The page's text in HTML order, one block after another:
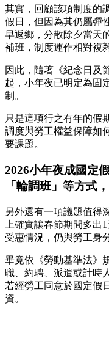
其實，回顧該項制度的
假日，但因為其仍屬彈
早返鄉，分散除夕當天
補班，制度運作相對複雜
因此，隨著《紀念日及
起，小年夜已明定為固
制。
只是這項行之有年的假
調度與勞工權益保障如
要課題。
2026小年夜成國定
「輪調班」等方式
另外還有一項議題值得
上確實讓春節期間多出
受惠情況，仍與勞工身
畢竟依《勞動基準法》
職、約聘、派遣或計時
若經勞工同意於國定假
資。